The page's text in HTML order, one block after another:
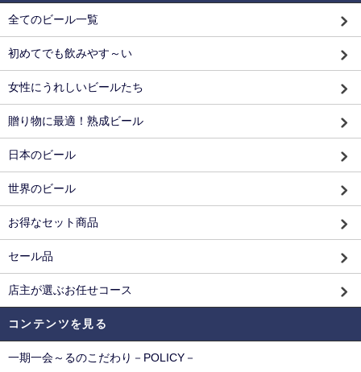
全てのビール一覧
初めてでも飲みやす～い
女性にうれしいビールたち
贈り物に最適！熟成ビール
日本のビール
世界のビール
お得なセット商品
セール品
店主が選ぶお任せコース
コンテンツを見る
一期一会～るのこだわり－POLICY－